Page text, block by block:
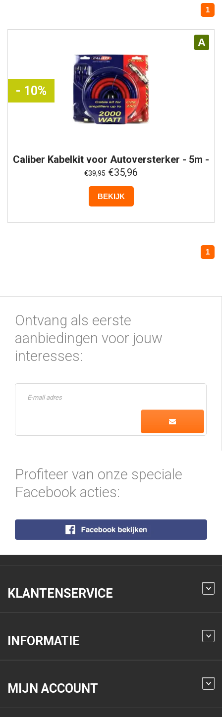
1
A
- 10%
Caliber Kabelkit voor Autoversterker - 5m -
CPK25D
€39,95 €35,96
BEKIJK
1
Ontvang als eerste
aanbiedingen voor jouw
interesses:
Profiteer van onze speciale
Facebook acties:
KLANTENSERVICE
INFORMATIE
MIJN ACCOUNT